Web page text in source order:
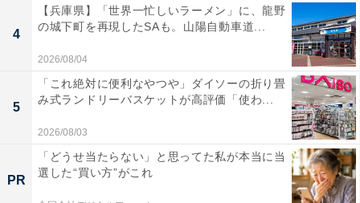
4
【兵庫県】「世界一忙しいラーメン」に、龍野
の城下町を再現したSAも。山陽自動車道...
2026/08/04
5
「これ絶対に便利なやつや」ダイソーの折り畳
み式ランドリーバスケットが高評価「使わ...
2026/08/03
PR
「どうせ当たらない」と思ってた私が本当に当
選した“買い方”がこれ